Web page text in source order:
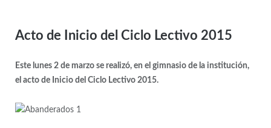
Acto de Inicio del Ciclo Lectivo 2015
Este lunes 2 de marzo se realizó, en el gimnasio de la institución,
el acto de Inicio del Ciclo Lectivo 2015.